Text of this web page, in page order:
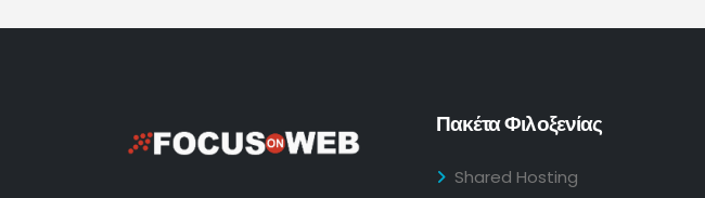
Πακέτα Φιλοξενίας
Shared Hosting